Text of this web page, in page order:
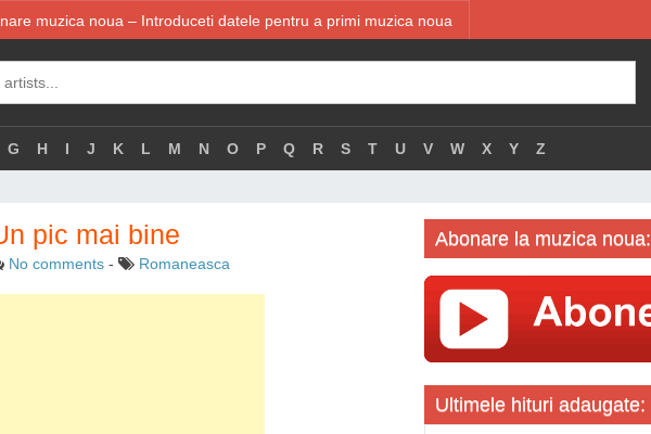
muzica noua – Introduceti datele pentru a primi muzica noua
G H I J K L M N O P Q R S T U V W X Y Z
pic mai bine
No comments - Romaneasca
Abonare la muzica noua:
Ultimele hituri adaugate: